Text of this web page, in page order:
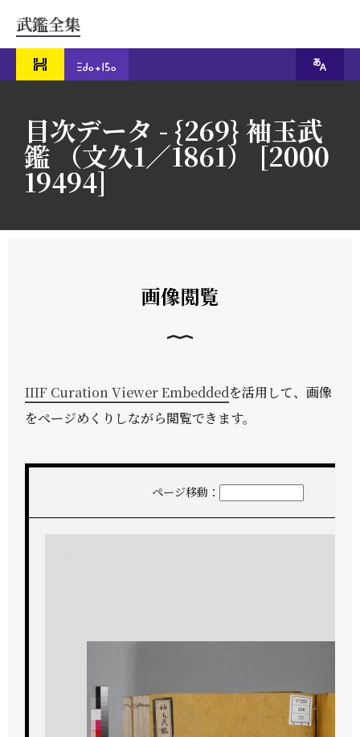
武鑑全集
目次データ - {269} 袖玉武
鑑 （文久1／1861） [2000
19494]
画像閲覧
IIIF Curation Viewer Embeddedを活用して、画像
をページめくりしながら閲覧できます。
ページ移動：